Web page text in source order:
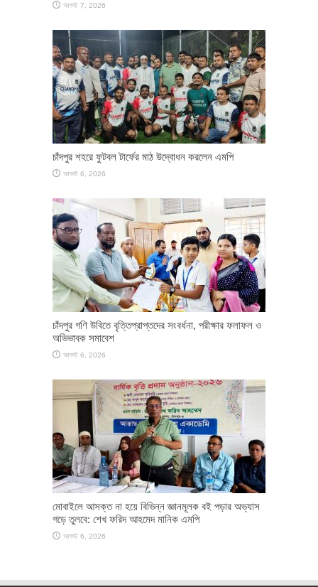
আগস্ট 7, 2026
চাঁদপুর শহরে ফুটবল টার্ফের মাঠ উদ্বোধন করলেন এমপি
আগস্ট 6, 2026
চাঁদপুর গণি উবিতে বৃত্তিপ্রাপ্তদের সংবর্ধনা, পরীক্ষার ফলাফল ও
অভিভাবক সমাবেশ
আগস্ট 6, 2026
মোবাইলে আসক্ত না হয়ে বিভিন্ন জ্ঞানমূলক বই পড়ার অভ্যাস
গড়ে তুলবে: শেখ ফরিদ আহমেদ মানিক এমপি
আগস্ট 6, 2026